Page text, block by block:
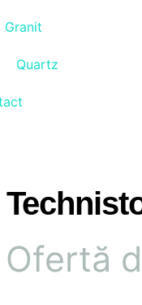
Granit
Quartz
Ofertă